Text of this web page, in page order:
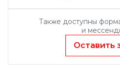
Также доступны
и
Оставить